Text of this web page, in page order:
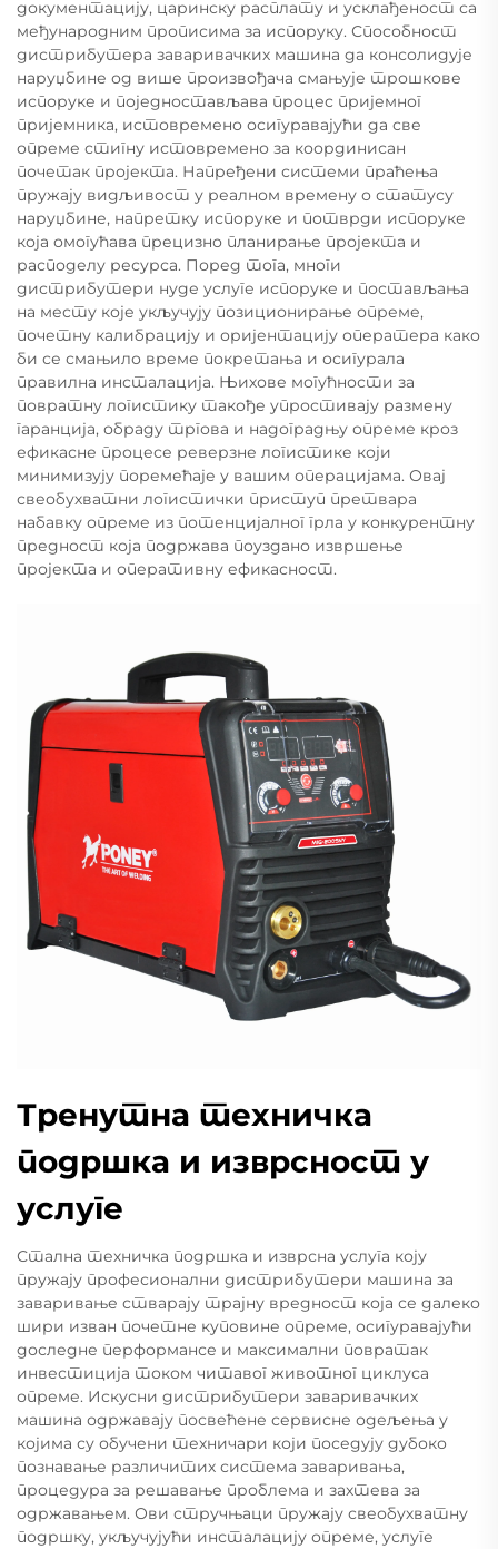
документацију, царинску расплату и усклађеност са
међународним прописима за испоруку. Способност
дистрибутера заваривачких машина да консолидује
наруџбине од више произвођача смањује трошкове
испоруке и поједностављава процес пријемног
пријемника, истовремено осигуравајући да све
опреме стигну истовремено за координисан
почетак пројекта. Напређени системи праћења
пружају видљивост у реалном времену о статусу
наруџбине, напретку испоруке и потврди испоруке
која омогућава прецизно планирање пројекта и
расподелу ресурса. Поред тога, многи
дистрибутери нуде услуге испоруке и постављања
на месту које укључују позиционирање опреме,
почетну калибрацију и оријентацију оператера како
би се смањило време покретања и осигурала
правилна инсталација. Њихове могућности за
повратну логистику такође упростивају размену
гаранција, обраду тргова и надоградњу опреме кроз
ефикасне процесе реверзне логистике који
минимизују поремећаје у вашим операцијама. Овај
свеобухватни логистички приступ претвара
набавку опреме из потенцијалног грла у конкурентну
предност која подржава поуздано извршење
пројекта и оперативну ефикасност.
Тренутна техничка
подршка и изврсност у
услуге
Стална техничка подршка и изврсна услуга коју
пружају професионални дистрибутери машина за
заваривање стварају трајну вредност која се далеко
шири изван почетне куповине опреме, осигуравајући
доследне перформансе и максимални повратак
инвестиција током читавог животног циклуса
опреме. Искусни дистрибутери заваривачких
машина одржавају посвећене сервисне одељења у
којима су обучени техничари који поседују дубоко
познавање различитих система заваривања,
процедура за решавање проблема и захтева за
одржавањем. Ови стручњаци пружају свеобухватну
подршку, укључујући инсталацију опреме, услуге